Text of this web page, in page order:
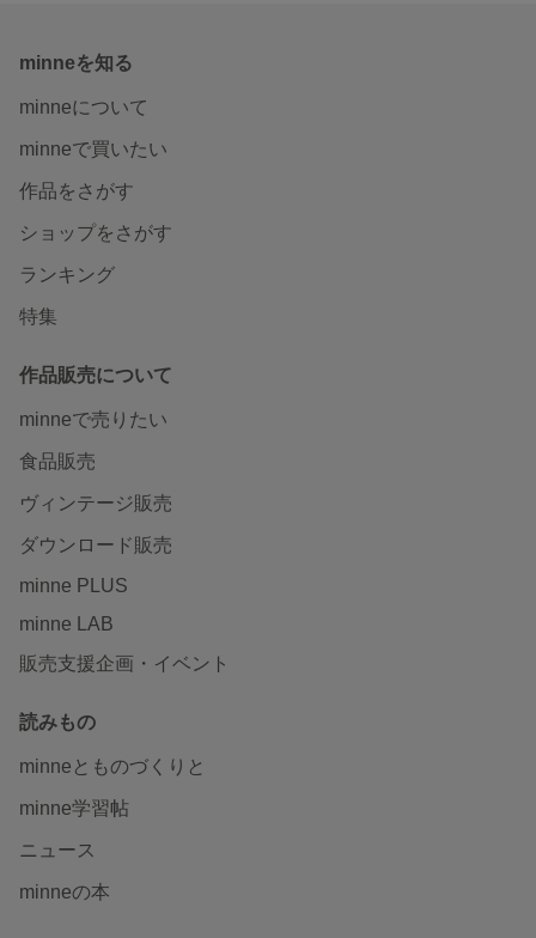
minneを知る
minneについて
minneで買いたい
作品をさがす
ショップをさがす
ランキング
特集
作品販売について
minneで売りたい
食品販売
ヴィンテージ販売
ダウンロード販売
minne PLUS
minne LAB
販売支援企画・イベント
読みもの
minneとものづくりと
minne学習帖
ニュース
minneの本